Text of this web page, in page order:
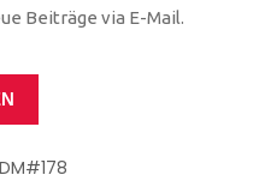
Beiträge via E-Mail.